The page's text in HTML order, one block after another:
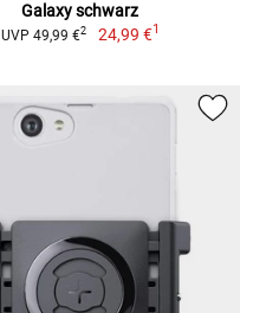
Galaxy schwarz
UVP 49,99 €2 24,99 €1